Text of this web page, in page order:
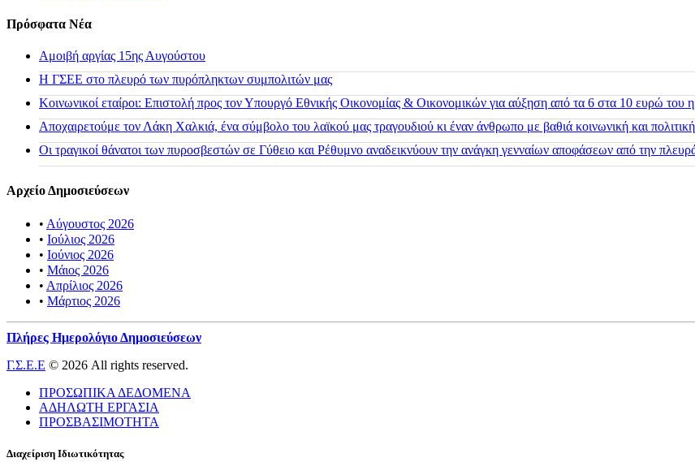
Πρόσφατα Νέα
Αμοιβή αργίας 15ης Αυγούστου
H ΓΣΕΕ στο πλευρό των πυρόπληκτων συμπολιτών μας
Κοινωνικοί εταίροι: Επιστολή προς τον Υπουργό Εθνικής Οικονομίας & Οικονομικών για αύξηση από τα 6 στα 10 ευρώ του
Αποχαιρετούμε τον Λάκη Χαλκιά, ένα σύμβολο του λαϊκού μας τραγουδιού κι έναν άνθρωπο με βαθιά κοινωνική και
Οι τραγικοί θάνατοι των πυροσβεστών σε Γύθειο και Ρέθυμνο αναδεικνύουν την ανάγκη γενναίων αποφάσεων από την πλευρά
Αρχείο Δημοσιεύσεων
• Αύγουστος 2026
• Ιούλιος 2026
• Ιούνιος 2026
• Μάιος 2026
• Απρίλιος 2026
• Μάρτιος 2026
Πλήρες Ημερολόγιο Δημοσιεύσεων
Γ.Σ.Ε.Ε © 2026 All rights reserved.
ΠΡΟΣΩΠΙΚΑ ΔΕΔΟΜΕΝΑ
ΑΔΗΛΩΤΗ ΕΡΓΑΣΙΑ
ΠΡΟΣΒΑΣΙΜΟΤΗΤΑ
Διαχείριση Ιδιωτικότητας